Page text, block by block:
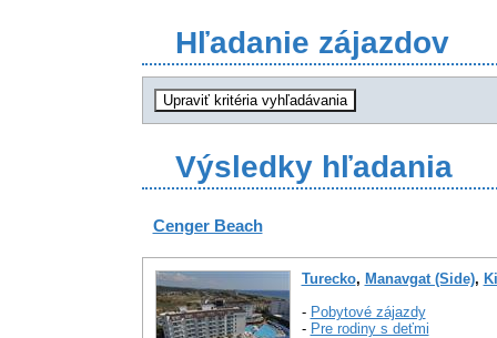
Hľadanie zájazdov
Výsledky hľadania
Cenger Beach
Turecko, Manavgat (Side),
- Pobytové zájazdy
- Pre rodiny s deťmi